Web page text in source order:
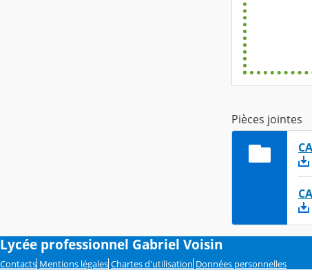
Pièces jointes
Lycée professionnel Gabriel Voisin
Contacts Mentions légales Chartes d'utilisation Données personnelles